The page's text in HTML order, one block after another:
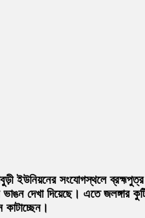
ইউনিয়নের সংযোগস্থলে ব্রহ্মপুত্র
দেখা দিয়েছে। এতে জলঙ্গার